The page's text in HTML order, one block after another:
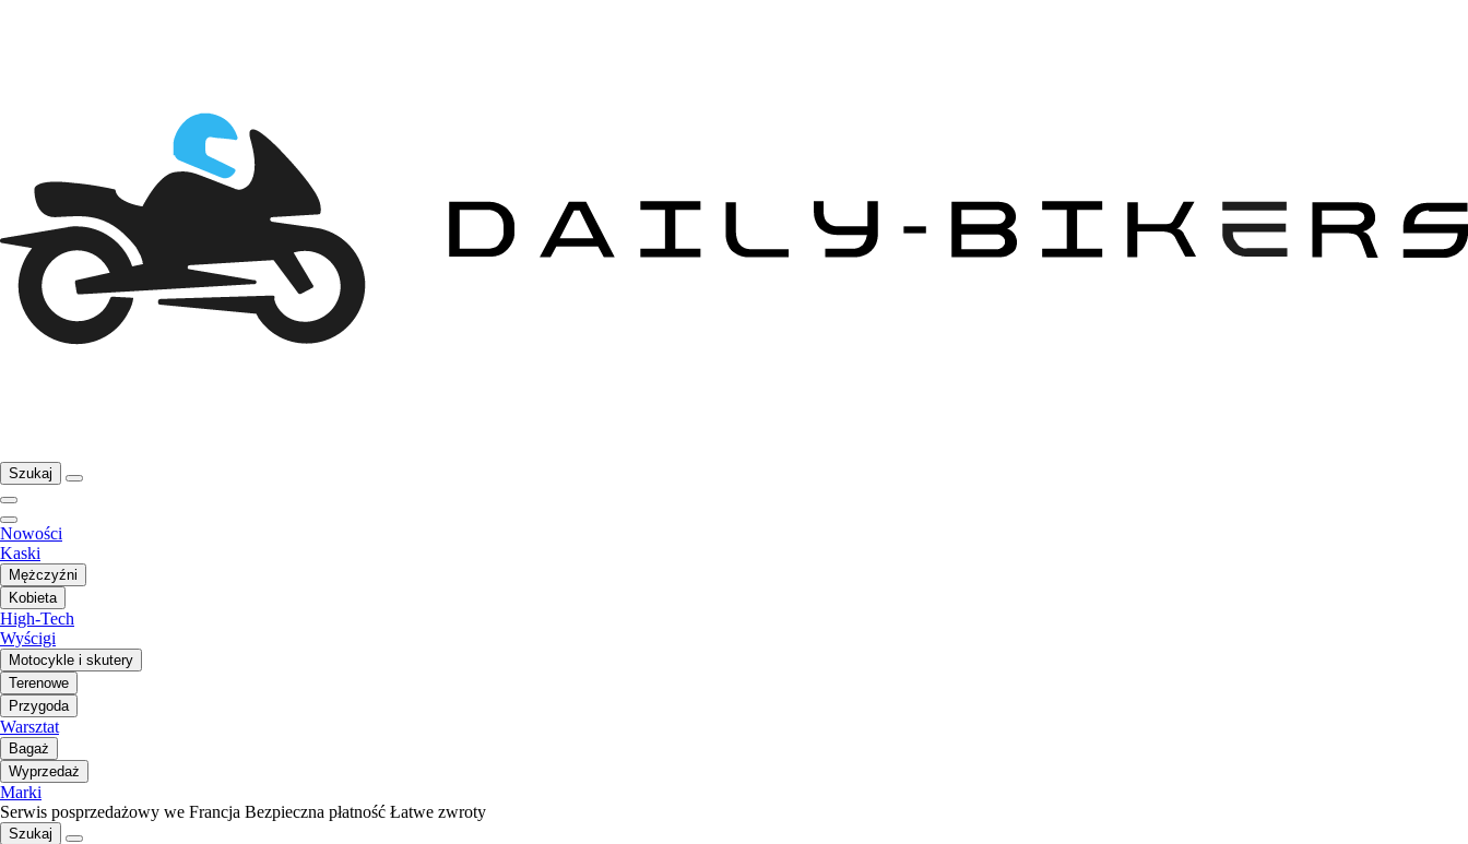
Szukaj
Nowości
Kaski
Mężczyźni
Kobieta
High-Tech
Wyścigi
Motocykle i skutery
Terenowe
Przygoda
Warsztat
Bagaż
Wyprzedaż
Marki
Serwis posprzedażowy we Francja Bezpieczna płatność Łatwe zwroty
Szukaj